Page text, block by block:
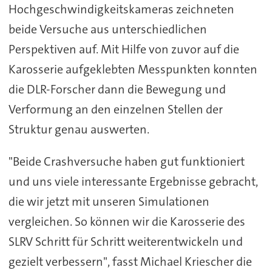
Hochgeschwindigkeitskameras zeichneten
beide Versuche aus unterschiedlichen
Perspektiven auf. Mit Hilfe von zuvor auf die
Karosserie aufgeklebten Messpunkten konnten
die DLR-Forscher dann die Bewegung und
Verformung an den einzelnen Stellen der
Struktur genau auswerten.
"Beide Crashversuche haben gut funktioniert
und uns viele interessante Ergebnisse gebracht,
die wir jetzt mit unseren Simulationen
vergleichen. So können wir die Karosserie des
SLRV Schritt für Schritt weiterentwickeln und
gezielt verbessern", fasst Michael Kriescher die